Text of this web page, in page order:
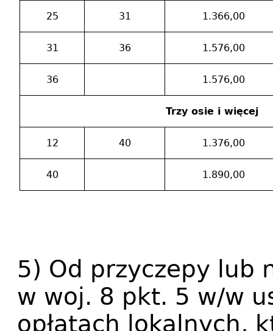
25 31 1.366,00
31 36 1.576,00
36 1.576,00
Trzy osie i więcej
12 40 1.376,00
40 1.890,00
5) Od przyczepy lub
w woj. 8 pkt. 5 w/w
opłatach lokalnych,